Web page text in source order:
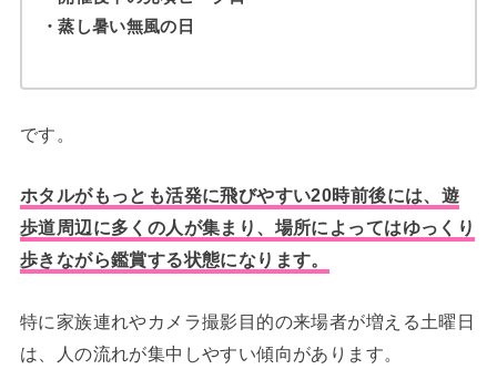
・蒸し暑い無風の日
です。
ホタルがもっとも活発に飛びやすい20時前後には、遊
歩道周辺に多くの人が集まり、場所によってはゆっくり
歩きながら鑑賞する状態になります。
特に家族連れやカメラ撮影目的の来場者が増える土曜日
は、人の流れが集中しやすい傾向があります。